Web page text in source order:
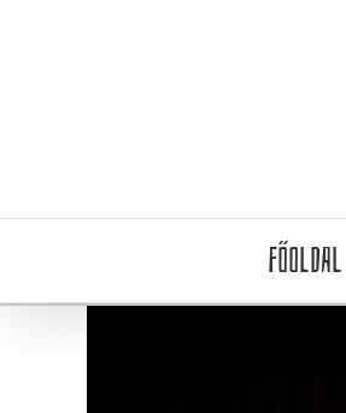
Főoldal